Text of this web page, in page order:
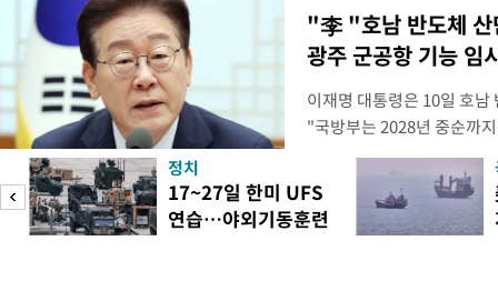
"李 "호남 반도체 산
광주 군공항 기능 임
이재명 대통령은 10일 호
"국방부는 2028년 중순까
으로 임시 배치해서 광주
조기에 활용될 수 있도록
대통령은 이날 오후 청와대
차 민관합동 점검회의'에서
정치
17~27일 한미 UFS
연습…야외기동훈련